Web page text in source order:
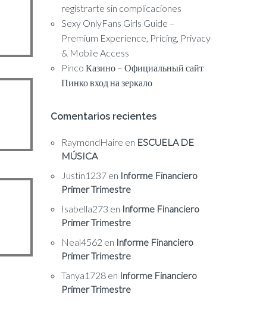
registrarte sin complicaciones
Sexy OnlyFans Girls Guide –
Premium Experience, Pricing, Privacy
& Mobile Access
Pinco Казино – Официальный сайт
Пинко вход на зеркало
Comentarios recientes
RaymondHaire en ESCUELA DE
MÚSICA
Justin1237 en Informe Financiero
Primer Trimestre
Isabella273 en Informe Financiero
Primer Trimestre
Neal4562 en Informe Financiero
Primer Trimestre
Tanya1728 en Informe Financiero
Primer Trimestre